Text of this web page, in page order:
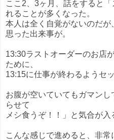
ここ2、3ヶ月、話をすると
れることが多くなった。
本人は全く自覚がないのだ
思った出来事が。
13:30ラストオーダーのお店
ために、
13:15に仕事が終わるようセ
お腹が空いていてもガマン
らせて
メシ食うぞ！！」と気合が入
こんな感じで進めると、非常